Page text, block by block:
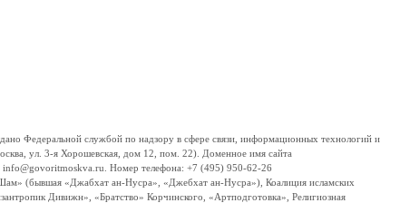
Федеральной службой по надзору в сфере связи, информационных технологий и
ул. 3-я Хорошевская, дом 12, пом. 22). Доменное имя сайта
info@govoritmoskva.ru. Номер телефона: +7 (495) 950-62-26
(бывшая «Джабхат ан-Нусра», «Джебхат ан-Нусра»), Коалиция исламских
Дивижн», «Братство» Корчинского, «Артподготовка», Религиозная